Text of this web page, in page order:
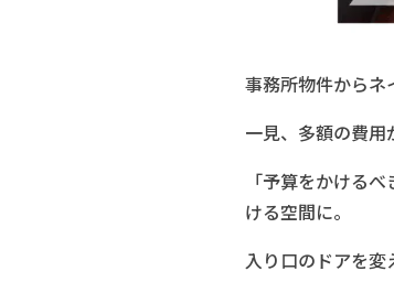
事務所物件からネ
一見、多額の費用
「予算をかける
ける空間に。
入り口のドアを変